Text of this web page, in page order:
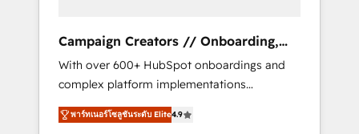
supported over 500 organisations with
HubSpot implementation, optimisation,
training, and adoption assurance. Our tried
and tested Roadmap methodology will
ensure that you receive the best deployment
Campaign Creators // Onboarding,
CRM Migration
With over 600+ HubSpot onboardings and
complex platform implementations
delivered, CC is the go-to Elite Solutions
Partner for businesses ready to migrate,
พาร์ทเนอร์โซลูชันระดับ Elite4.9